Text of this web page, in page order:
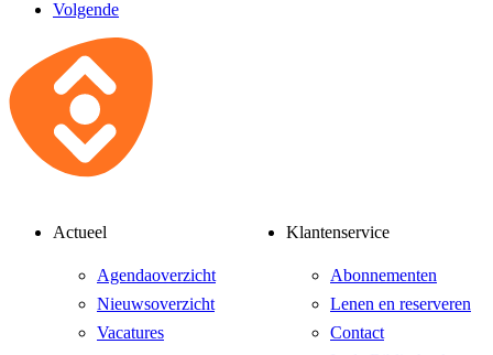
Volgende
Actueel
Agendaoverzicht
Nieuwsoverzicht
Vacatures
Klantenservice
Abonnementen
Lenen en reserveren
Contact